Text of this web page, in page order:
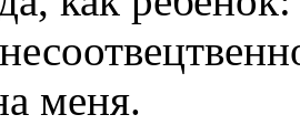
меня.